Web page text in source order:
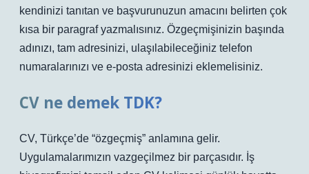
kendinizi tanıtan ve başvurunuzun amacını belirten çok
kısa bir paragraf yazmalısınız. Özgeçmişinizin başında
adınızı, tam adresinizi, ulaşılabileceğiniz telefon
numaralarınızı ve e-posta adresinizi eklemelisiniz.
CV ne demek TDK?
CV, Türkçe’de “özgeçmiş” anlamına gelir.
Uygulamalarımızın vazgeçilmez bir parçasıdır. İş